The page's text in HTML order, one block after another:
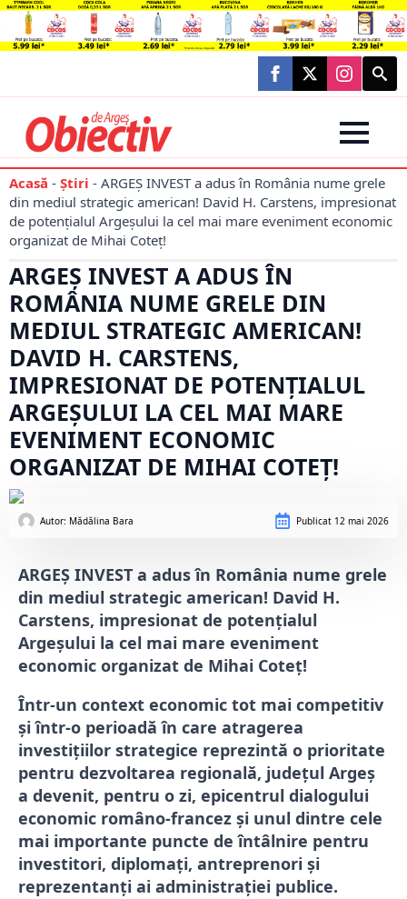
Search
for:
Acasă - Știri - ARGEȘ INVEST a adus în România nume grele
din mediul strategic american! David H. Carstens, impresionat
de potențialul Argeșului la cel mai mare eveniment economic
organizat de Mihai Coteț!
ARGEȘ INVEST A ADUS ÎN
ROMÂNIA NUME GRELE DIN
MEDIUL STRATEGIC AMERICAN!
DAVID H. CARSTENS,
IMPRESIONAT DE POTENȚIALUL
ARGEȘULUI LA CEL MAI MARE
EVENIMENT ECONOMIC
ORGANIZAT DE MIHAI COTEȚ!
Autor: Mădălina Bara Publicat 12 mai 2026
ARGEȘ INVEST a adus în România nume grele
din mediul strategic american! David H.
Carstens, impresionat de potențialul
Argeșului la cel mai mare eveniment
economic organizat de Mihai Coteț!
Într-un context economic tot mai competitiv
și într-o perioadă în care atragerea
investițiilor strategice reprezintă o prioritate
pentru dezvoltarea regională, județul Argeș
a devenit, pentru o zi, epicentrul dialogului
economic româno-francez și unul dintre cele
mai importante puncte de întâlnire pentru
investitori, diplomați, antreprenori și
reprezentanți ai administrației publice.